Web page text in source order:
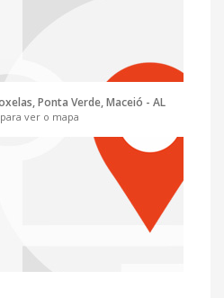
Ponta Verde, Maceió - AL
ver o mapa